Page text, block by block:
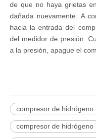
de que no haya grietas
dañada nuevamente. A
hacia la entrada del
del medidor de presión.
a la presión, apague el
compresor de hidrógeno
compresor de hidrógeno